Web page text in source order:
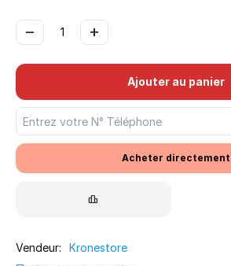
+
−
Ajouter au panier
Acheter directement
Vendeur:
Kronestore